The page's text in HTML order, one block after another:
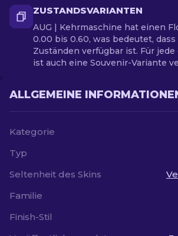
ZUSTANDSVARIANTEN
AUG | Kehrmaschine hat einen
0.00 bis 0.60, was bedeutet,
Zuständen verfügbar ist. Für
ist auch eine Souvenir-Variante
ALLGEMEINE
Kategorie
Typ
Seltenheit des Skins
Familie
Finish-Stil